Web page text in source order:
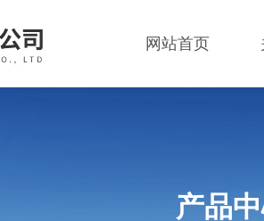
网站首页
产品